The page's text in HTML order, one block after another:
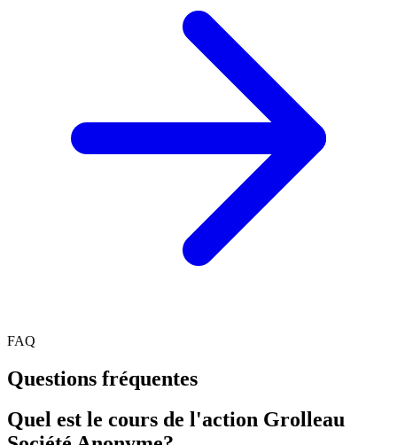
FAQ
Questions fréquentes
Quel est le cours de l'action Grolleau